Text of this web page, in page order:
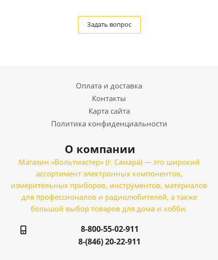
Задать вопрос
Оплата и доставка
Контакты
Карта сайта
Политика конфиденциальности
О компании
Магазин «Вольтмастер» (г. Самара) — это широкий
ассортимент электронных компонентов,
измерительных приборов, инструментов, материалов
для профессионалов и радиолюбителей, а также
большой выбор товаров для дома и хобби.
8-800-55-02-911
8-(846) 20-22-911